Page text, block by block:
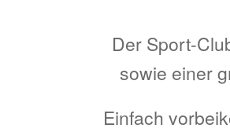
Der Sport-
sowie einer
Einfach